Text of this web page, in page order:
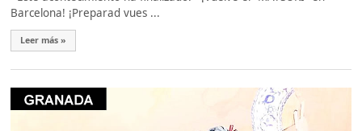
Barcelona! ¡Preparad vues ...
Leer más »